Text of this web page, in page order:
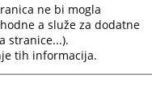
ne bi mogla
a služe za dodatne
stranice...).
tih informacija.